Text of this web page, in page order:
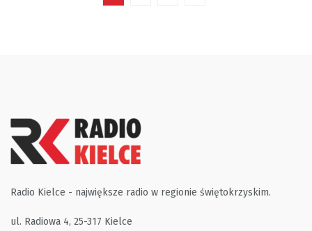
Radio Kielce - największe radio w regionie świętokrzyskim.
ul. Radiowa 4, 25-317 Kielce